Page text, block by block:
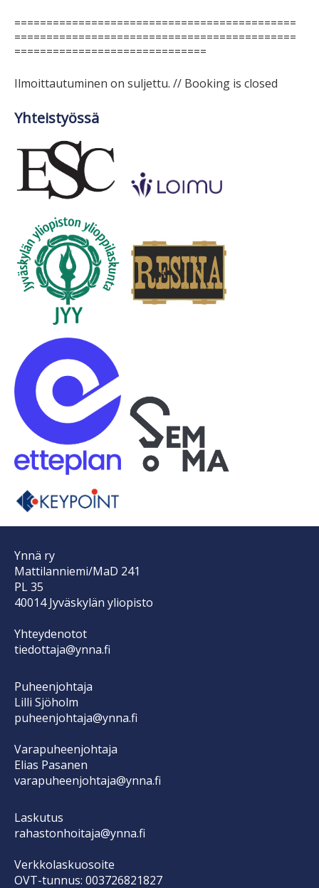
Yhteistyössä
============================================
============================================
==============================
Ilmoittautuminen on suljettu. // Booking is closed
Ynnä ry
Mattilanniemi/MaD 241
PL 35
40014 Jyväskylän yliopisto
Yhteydenotot
tiedottaja@ynna.fi
Puheenjohtaja
Lilli Sjöholm
puheenjohtaja@ynna.fi
Varapuheenjohtaja
Elias Pasanen
varapuheenjohtaja@ynna.fi
Laskutus
rahastonhoitaja@ynna.fi
Verkkolaskuosoite
OVT-tunnus: 003726821827